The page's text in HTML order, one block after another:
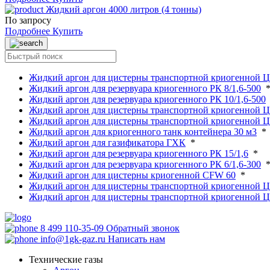
Жидкий аргон 4000 литров (4 тонны)
По запросу
Подробнее Купить
Жидкий аргон для цистерны транспортной криогенной
Жидкий аргон для резервуара криогенного РК 8/1,6-500 *
Жидкий аргон для резервуара криогенного РК 10/1,6-500
Жидкий аргон для цистерны транспортной криогенной
Жидкий аргон для цистерны транспортной криогенной
Жидкий аргон для криогенного танк контейнера 30 м3 *
Жидкий аргон для газификатора ГХК *
Жидкий аргон для резервуара криогенного РК 15/1,6 *
Жидкий аргон для резервуара криогенного РК 6/1,6-300 *
Жидкий аргон для цистерны криогенной CFW 60 *
Жидкий аргон для цистерны транспортной криогенной
Жидкий аргон для цистерны транспортной криогенной
8 499 110-35-09 Обратный звонок
info@1gk-gaz.ru Написать нам
Технические газы